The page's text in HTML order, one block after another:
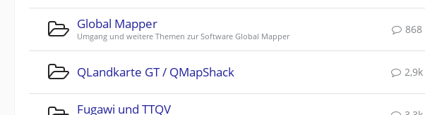
Global Mapper
Umgang und weitere Themen zur Software Global Mapper
868
QLandkarte GT / QMapShack 2,9k
Fugawi und TTQV